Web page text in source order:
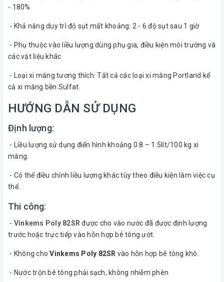
- 180%
- Khả năng duy trì độ sụt mất khoảng: 2 - 6 độ sụt sau 1 giờ
- Phụ thuộc vào liều lượng dùng phụ gia, điều kiện môi trường và
các vật liệu khác
- Loại xi măng tương thích: Tất cả các loại xi măng Portland kể
cả xi măng bền Sulfat.
HƯỚNG DẪN SỬ DỤNG
Định lượng:
- Liều lượng sử dụng điển hình khoảng 0.8 – 1.5lít/100 kg xi
măng.
- Có thể điều chỉnh liều lượng khác tùy theo điều kiện làm việc cụ
thể.
Thi công:
- Vinkems Poly 82SR được cho vào nước đã được định lượng
trước hoặc trực tiếp vào hỗn hợp bê tông ướt.
- Không choVinkems Poly 82SR vào hỗn hợp bê tông khô.
- Nước trộn bê tông phải sạch, không nhiễm phèn